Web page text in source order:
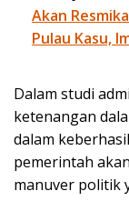
Akan
Pulau Kasu,
Dalam studi
ketenangan
dalam
pemerintah
manuver politik